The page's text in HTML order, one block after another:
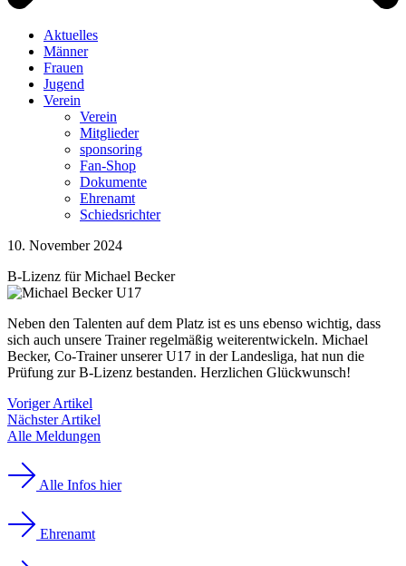
Aktuelles
Männer
Frauen
Jugend
Verein
Verein
Mitglieder
sponsoring
Fan-Shop
Dokumente
Ehrenamt
Schiedsrichter
10. November 2024
B-Lizenz für Michael Becker
Neben den Talenten auf dem Platz ist es uns ebenso wichtig, dass
sich auch unsere Trainer regelmäßig weiterentwickeln. Michael
Becker, Co-Trainer unserer U17 in der Landesliga, hat nun die
Prüfung zur B-Lizenz bestanden. Herzlichen Glückwunsch!
Voriger Artikel
Nächster Artikel
Alle Meldungen
Alle Infos hier
Ehrenamt